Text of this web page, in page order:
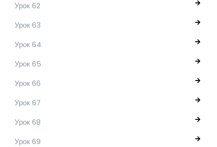
Урок 62
Урок 63
Урок 64
Урок 65
Урок 66
Урок 67
Урок 68
Урок 69